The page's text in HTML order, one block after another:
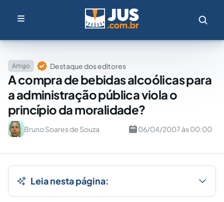
Artigo Destaque dos editores
A compra de bebidas alcoólicas para
a administração pública viola o
princípio da moralidade?
Bruno Soares de Souza 06/04/2007 às 00:00
Leia nesta página: